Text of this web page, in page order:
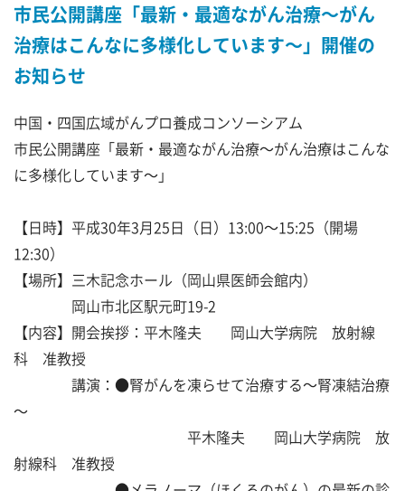
市民公開講座「最新・最適ながん治療～がん
治療はこんなに多様化しています～」開催の
お知らせ
中国・四国広域がんプロ養成コンソーシアム
市民公開講座「最新・最適ながん治療～がん治療はこんな
に多様化しています～」
【日時】平成30年3月25日（日）13:00～15:25（開場
12:30）
【場所】三木記念ホール（岡山県医師会館内）
岡山市北区駅元町19-2
【内容】開会挨拶：平木隆夫 岡山大学病院 放射線
科 准教授
講演：●腎がんを凍らせて治療する～腎凍結治療
～
平木隆夫 岡山大学病院 放
射線科 准教授